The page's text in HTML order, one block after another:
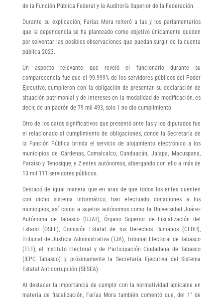
de la Función Pública Federal y la Auditoría Superior de la Federación.
Durante su explicación, Farías Mora reiteró a las y los parlamentarios
que la dependencia se ha planteado como objetivo únicamente queden
por solventar las posibles observaciones que puedan surgir de la cuenta
pública 2023.
Un aspecto relevante que reveló el funcionario durante su
comparecencia fue que el 99.999% de los servidores públicos del Poder
Ejecutivo, cumplieron con la obligación de presentar su declaración de
situación patrimonial y de intereses en la modalidad de modificación, es
decir, de un padrón de 79 mil 493, solo 1 no dio cumplimiento.
Otro de los datos significativos que presentó ante las y los diputados fue
el relacionado al cumplimiento de obligaciones, donde la Secretaría de
la Función Pública brinda el servicio de alojamiento electrónico a los
municipios de Cárdenas, Comalcalco, Cunduacán, Jalapa, Macuspana,
Paraíso y Tenosique, y 2 entes autónomos, albergando con ello a más de
13 mil 111 servidores públicos.
Destacó de igual manera que en aras de que todos los entes cuenten
con dicho sistema informático, han efectuado donaciones a los
municipios, así como a sujetos autónomos como la Universidad Juárez
Autónoma de Tabasco (UJAT), Órgano Superior de Fiscalización del
Estado (OSFE), Comisión Estatal de los Derechos Humanos (CEDH),
Tribunal de Justicia Administrativa (TJA), Tribunal Electoral de Tabasco
(TET), el Instituto Electoral y de Participación Ciudadana de Tabasco
(IEPC Tabasco) y próximamente la Secretaría Ejecutiva del Sistema
Estatal Anticorrupción (SESEA).
Al destacar la importancia de cumplir con la normatividad aplicable en
materia de fiscalización, Farías Mora también comentó que, del 1° de